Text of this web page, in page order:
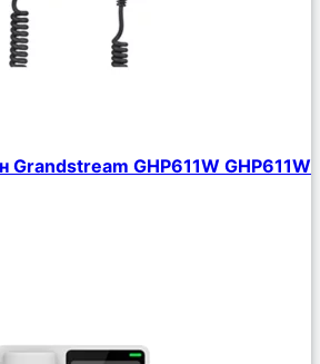
GHP611W GHP611W